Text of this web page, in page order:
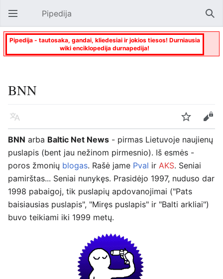
Atverti pagrindinį meniu Pipedija
Pipedija - tautosaka, gandai, kliedesiai ir jokios tiesos! Durniausia
wiki enciklopedija durnapedija!
BNN
Kalba Stebėti
Keisti
BNN arba Baltic Net News - pirmas Lietuvoje naujienų
puslapis (bent jau nežinom pirmesnio). Iš esmės -
poros žmonių blogas. Rašė jame Pval ir AKS. Seniai
pamirštas... Seniai nunykęs. Prasidėjo 1997, nuduso dar
1998 pabaigoj, tik puslapių apdovanojimai ("Pats
baisiausias puslapis", "Miręs puslapis" ir "Balti arkliai")
buvo teikiami iki 1999 metų.